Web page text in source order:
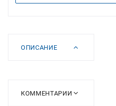
ОПИСАНИЕ
КОММЕНТАРИИ